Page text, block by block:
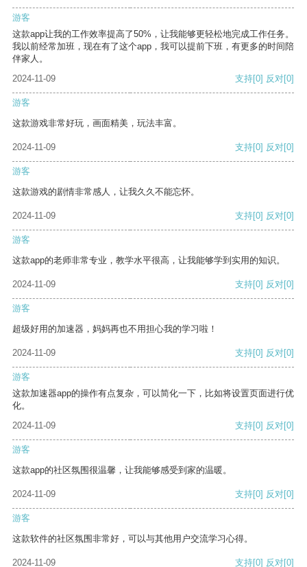
游客
这款app让我的工作效率提高了50%，让我能够更轻松地完成工作任务。
我以前经常加班，现在有了这个app，我可以提前下班，有更多的时间陪
伴家人。
2024-11-09
支持[0] 反对[0]
游客
这款游戏非常好玩，画面精美，玩法丰富。
2024-11-09 支持[0] 反对[0]
游客
这款游戏的剧情非常感人，让我久久不能忘怀。
2024-11-09 支持[0] 反对[0]
游客
这款app的老师非常专业，教学水平很高，让我能够学到实用的知识。
2024-11-09 支持[0] 反对[0]
游客
超级好用的加速器，妈妈再也不用担心我的学习啦！
2024-11-09 支持[0] 反对[0]
游客
这款加速器app的操作有点复杂，可以简化一下，比如将设置页面进行优
化。
2024-11-09
支持[0] 反对[0]
游客
这款app的社区氛围很温馨，让我能够感受到家的温暖。
2024-11-09 支持[0] 反对[0]
游客
这款软件的社区氛围非常好，可以与其他用户交流学习心得。
2024-11-09 支持[0] 反对[0]